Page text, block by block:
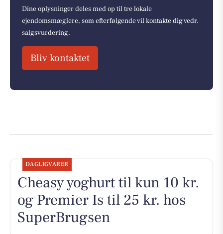
Dine oplysninger deles med op til tre lokale
ejendomsmæglere, som efterfølgende vil kontakte dig vedr.
salgsvurdering.
Bliv kontaktet
DAGLIGVARER
Cheasy yoghurt til kun 10 kr.
og Premier Is til 25 kr. hos
SuperBrugsen